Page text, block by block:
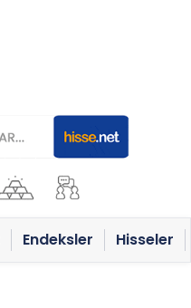
Endeksler Hisseler